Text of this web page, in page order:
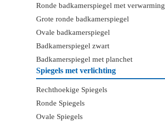
Ronde badkamerspiegel met verwarming
Grote ronde badkamerspiegel
Ovale badkamerspiegel
Badkamerspiegel zwart
Badkamerspiegel met planchet
Spiegels met verlichting
Rechthoekige Spiegels
Ronde Spiegels
Ovale Spiegels